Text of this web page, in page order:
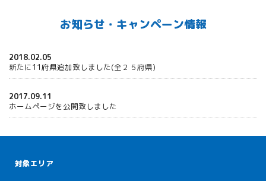
お知らせ・キャンペーン情報
2018.02.05
新たに11府県追加致しました(全２５府県)
2017.09.11
ホームページを公開致しました
対象エリア